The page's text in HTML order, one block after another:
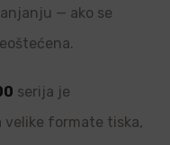
— ako se
serija je
formate tiska,